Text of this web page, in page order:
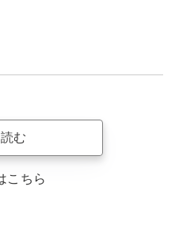
む
こちら